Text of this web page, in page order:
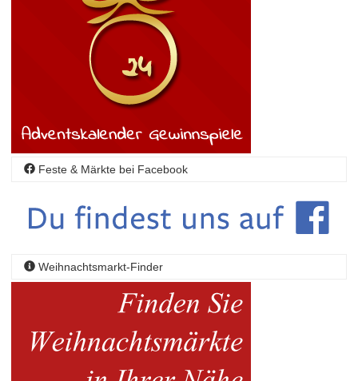
Feste & Märkte bei Facebook
Weihnachtsmarkt-Finder